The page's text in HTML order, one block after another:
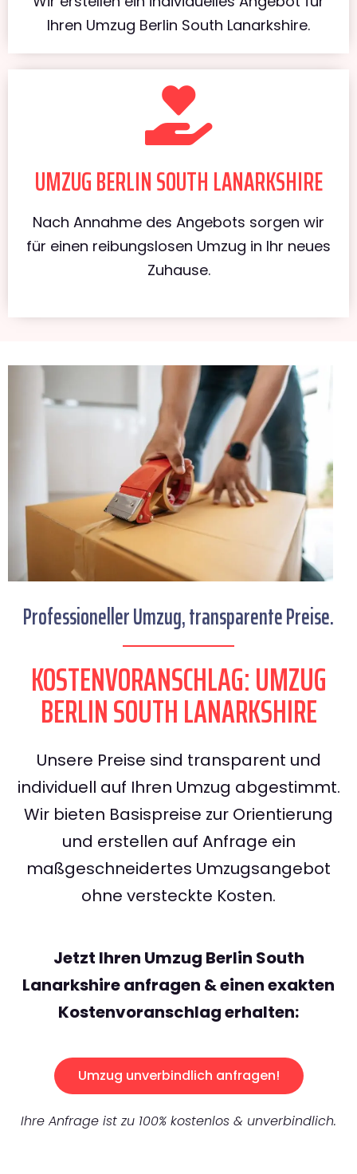
Ihren Umzug Berlin South Lanarkshire.
UMZUG BERLIN SOUTH LANARKSHIRE
Nach Annahme des Angebots sorgen wir
für einen reibungslosen Umzug in Ihr neues
Zuhause.
Professioneller Umzug, transparente Preise.
KOSTENVORANSCHLAG: UMZUG
BERLIN SOUTH LANARKSHIRE
Unsere Preise sind transparent und
individuell auf Ihren Umzug abgestimmt.
Wir bieten Basispreise zur Orientierung
und erstellen auf Anfrage ein
maßgeschneidertes Umzugsangebot
ohne versteckte Kosten.
Jetzt Ihren Umzug Berlin South
Lanarkshire anfragen & einen exakten
Kostenvoranschlag erhalten:
Umzug unverbindlich anfragen!
Ihre Anfrage ist zu 100% kostenlos & unverbindlich.